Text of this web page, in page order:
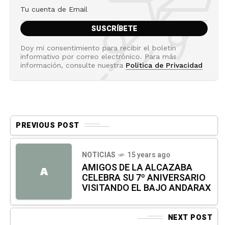
Doy mi consentimiento para recibir el boletín
informativo por correo electrónico. Para más
información, consulte nuestra Política de Privacidad
PREVIOUS POST
A
NOTICIAS 15 years ago
AMIGOS DE LA ALCAZABA
CELEBRA SU 7º ANIVERSARIO
VISITANDO EL BAJO ANDARAX
NEXT POST